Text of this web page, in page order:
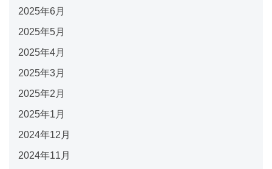
2025年6月
2025年5月
2025年4月
2025年3月
2025年2月
2025年1月
2024年12月
2024年11月